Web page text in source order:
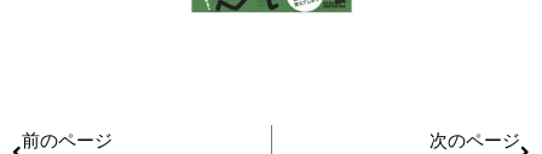
前のページ
次のページ